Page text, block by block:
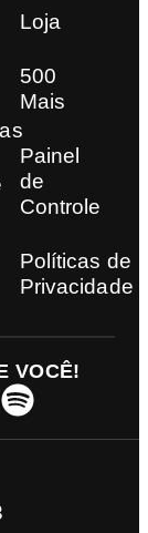
Loja
500
Mais
Painel
de
Controle
Políticas de
Privacidade
VOCÊ!